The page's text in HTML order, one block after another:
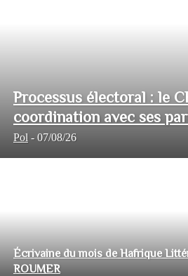
Processus électoral : le
coordination avec ses
Pol - 07/08/26
Écrivaine du mois de Hafrique
ROUMER